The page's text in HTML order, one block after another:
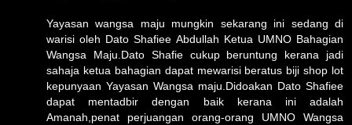
Yayasan wangsa maju mungkin sekarang ini sedang di
warisi oleh Dato Shafiee Abdullah Ketua UMNO Bahagian
Wangsa Maju.Dato Shafie cukup beruntung kerana jadi
sahaja ketua bahagian dapat mewarisi beratus biji shop lot
kepunyaan Yayasan Wangsa maju.Didoakan Dato Shafiee
dapat mentadbir dengan baik kerana ini adalah
Amanah,penat perjuangan orang-orang UMNO Wangsa